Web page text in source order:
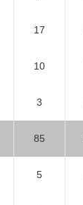
17
10
3
85
5